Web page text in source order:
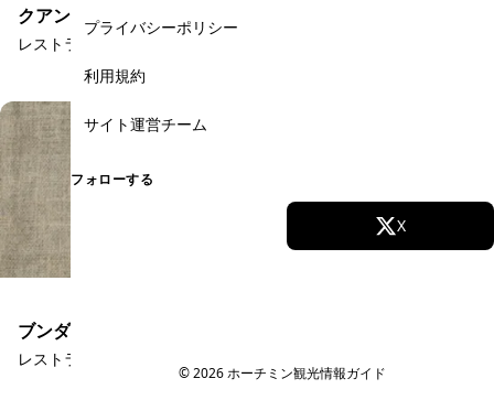
プライバシーポリシー
利用規約
サイト運営チーム
フォローする
X
© 2026 ホーチミン観光情報ガイド
クアン・ブイ
レストラン
ブンダウ・ホームメイド レライ店
レストラン